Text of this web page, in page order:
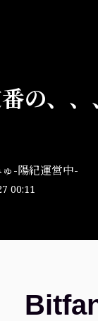
の、、
ゅ-陽紀運営中-
00:11